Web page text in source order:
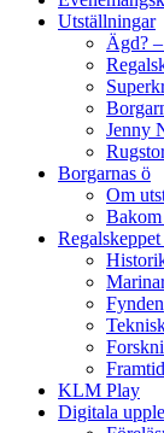
Utställningar
Ägd?
Jenny
Borgarnas ö
Om
Bakom
Fynden
KLM Play
Digitala